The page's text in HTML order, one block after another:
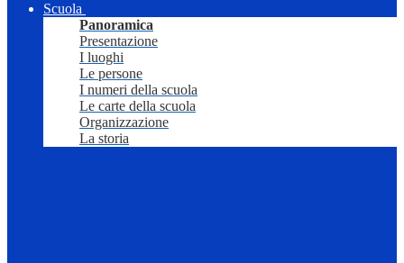
Scuola
Panoramica
Presentazione
I luoghi
Le persone
I numeri della scuola
Le carte della scuola
Organizzazione
La storia